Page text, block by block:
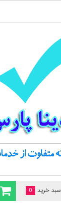
سبد خرید 0